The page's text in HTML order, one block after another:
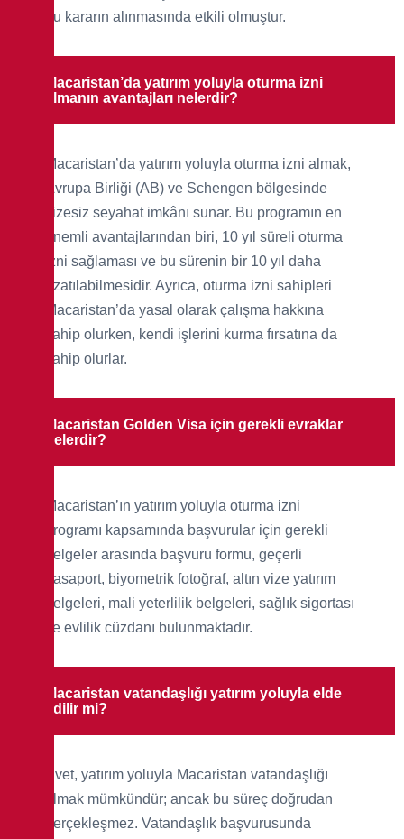
bu kararın alınmasında etkili olmuştur.
Macaristan’da yatırım yoluyla oturma izni
almanın avantajları nelerdir?
Macaristan’da yatırım yoluyla oturma izni almak,
Avrupa Birliği (AB) ve Schengen bölgesinde
vizesiz seyahat imkânı sunar. Bu programın en
önemli avantajlarından biri, 10 yıl süreli oturma
izni sağlaması ve bu sürenin bir 10 yıl daha
uzatılabilmesidir. Ayrıca, oturma izni sahipleri
Macaristan’da yasal olarak çalışma hakkına
sahip olurken, kendi işlerini kurma fırsatına da
sahip olurlar.
Macaristan Golden Visa için gerekli evraklar
nelerdir?
Macaristan’ın yatırım yoluyla oturma izni
programı kapsamında başvurular için gerekli
belgeler arasında başvuru formu, geçerli
pasaport, biyometrik fotoğraf, altın vize yatırım
belgeleri, mali yeterlilik belgeleri, sağlık sigortası
ve evlilik cüzdanı bulunmaktadır.
Macaristan vatandaşlığı yatırım yoluyla elde
edilir mi?
Evet, yatırım yoluyla Macaristan vatandaşlığı
almak mümkündür; ancak bu süreç doğrudan
gerçekleşmez. Vatandaşlık başvurusunda